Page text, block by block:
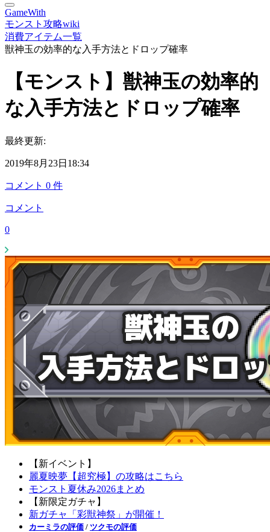
GameWith
モンスト攻略wiki
消費アイテム一覧
獣神玉の効率的な入手方法とドロップ確率
【モンスト】獣神玉の効率的
な入手方法とドロップ確率
最終更新:
2019年8月23日18:34
コメント 0 件
コメント
0
【新イベント】
麗夏映夢【超究極】の攻略はこちら
モンスト夏休み2026まとめ
【新限定ガチャ】
新ガチャ「彩獣神祭」が開催！
カーミラの評価 / ツクモの評価